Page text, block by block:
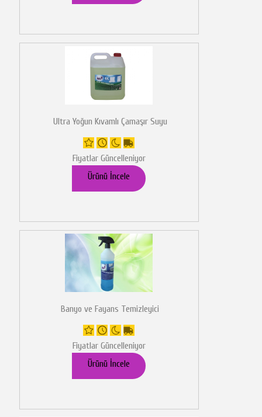
Ultra Yoğun Kıvamlı Çamaşır Suyu
Fiyatlar Güncelleniyor
Ürünü İncele
Banyo ve Fayans Temizleyici
Fiyatlar Güncelleniyor
Ürünü İncele